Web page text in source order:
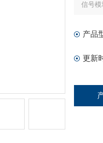
信号模
产品
更新